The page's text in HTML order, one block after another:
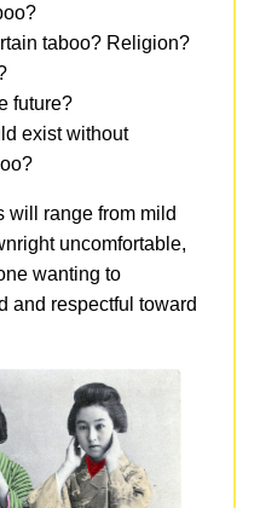
taboo? Religion?
future?
exist without
will range from mild
uncomfortable,
wanting to
and respectful toward